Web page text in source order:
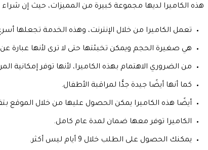
هذه الكاميرا لديها مجموعة كبيرة من المميزات، حيث إن شراء
تعمل الكاميرا من خلال الإنترنت، وهذه الخدمة تجعلها
هي صغيرة الحجم ويمكن تخبئتها حتى لا ترى لأنها عبارة
من الضروري الاهتمام بهذه الكاميرا، لأنها توفر
كما أنها أيضًا جيدة جدًّا لمراقبة الأطفال.
أيضًا هذه الكاميرا يمكن الحصول عليها من خلال الموقع بتقسيط على 4
الكاميرا توفر معها ضمان لمدة عام كامل.
يمكنك الحصول على الطلب خلال 9 أيام ليس أكثر.